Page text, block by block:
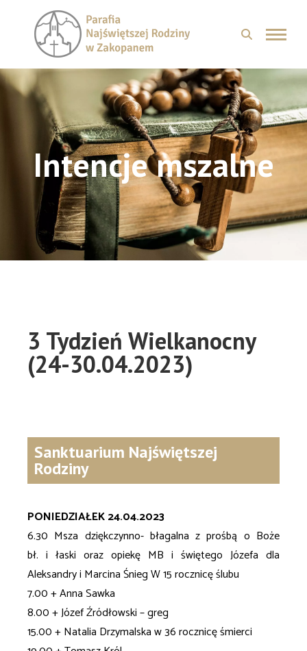
Intencje mszalne
3 Tydzień Wielkanocny
(24-30.04.2023)
Sanktuarium Najświętszej
Rodziny
PONIEDZIAŁEK 24.04.2023
6.30 Msza dziękczynno- błagalna z prośbą o Boże
bł. i łaski oraz opiekę MB i świętego Józefa dla
Aleksandry i Marcina Śnieg W 15 rocznicę ślubu
7.00 + Anna Sawka
8.00 + Józef Źródłowski – greg
15.00 + Natalia Drzymalska w 36 rocznicę śmierci